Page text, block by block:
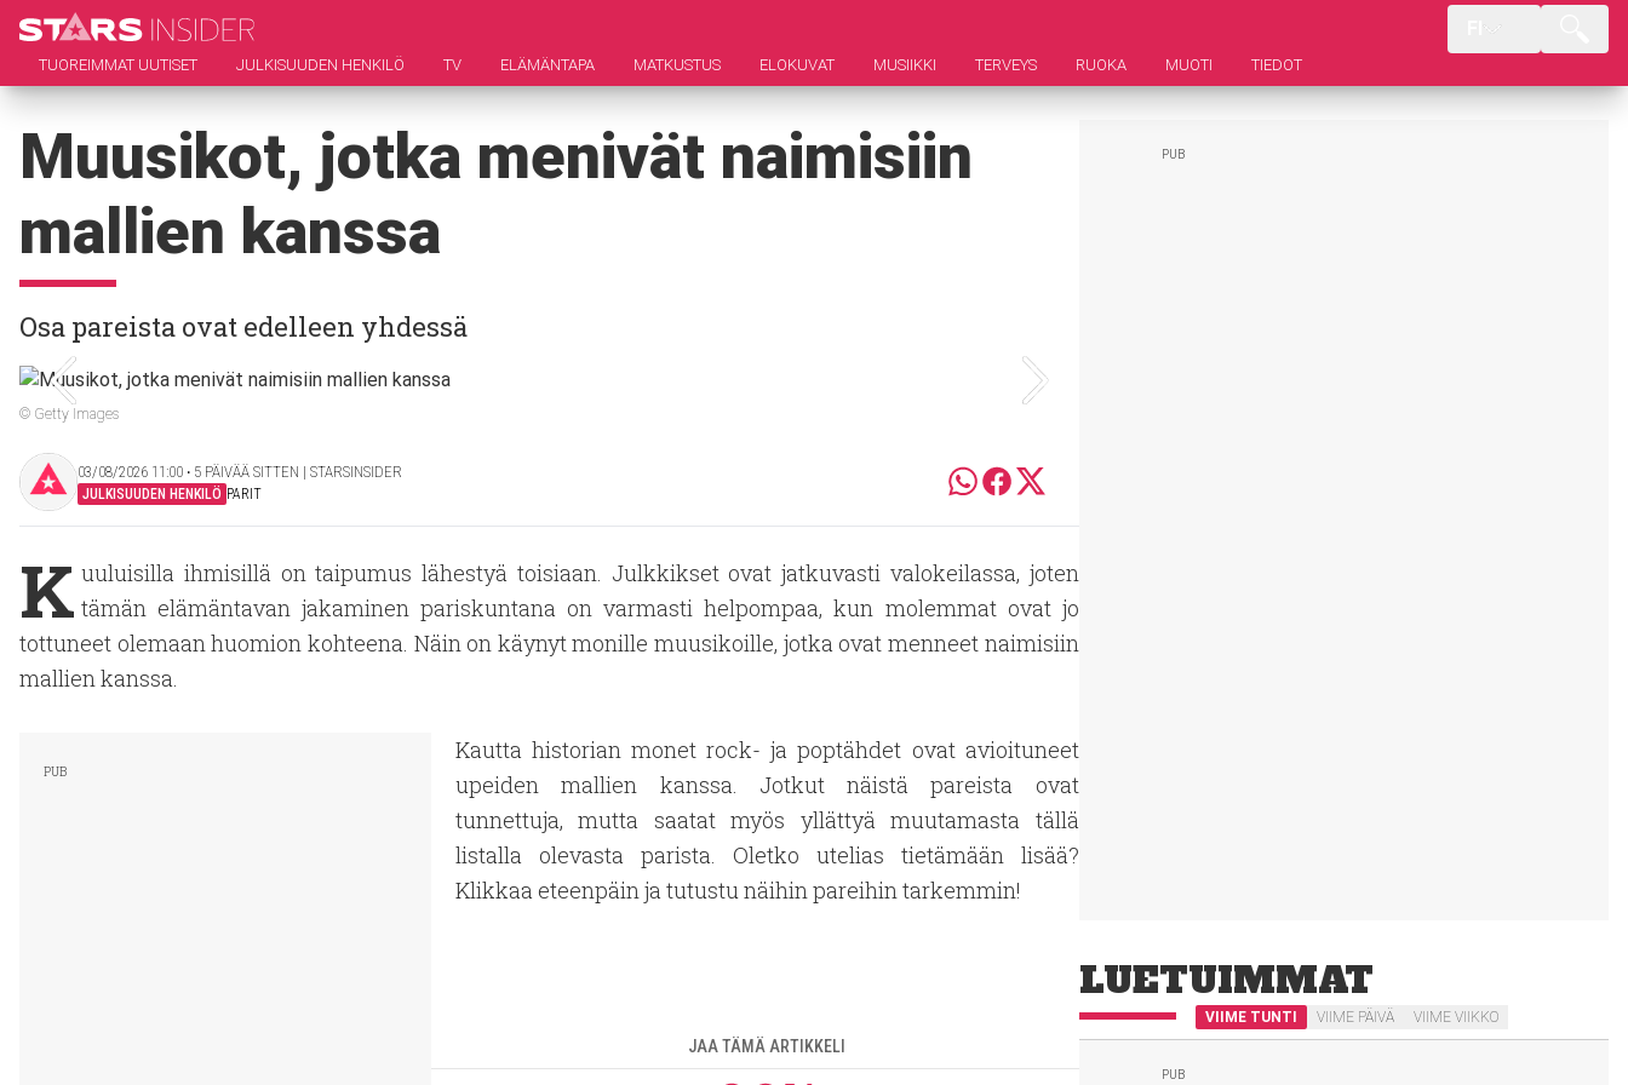
TUOREIMMAT UUTISET JULKISUUDEN HENKILÖ TV ELÄMÄNTAPA MATKUSTUS ELOKUVAT MUSIIKKI TERVEYS RUOKA MUOTI TIEDOT
Muusikot, jotka menivät naimisiin
mallien kanssa
Osa pareista ovat edelleen yhdessä
© Getty Images
03/08/2026 11:00 ‧ 5 PÄIVÄÄ SITTEN | STARSINSIDER
JULKISUUDEN HENKILÖ PARIT
K uuluisilla ihmisillä on taipumus lähestyä toisiaan. Julkkikset ovat jatkuvasti valokeilassa, joten
tämän elämäntavan jakaminen pariskuntana on varmasti helpompaa, kun molemmat ovat jo
tottuneet olemaan huomion kohteena. Näin on käynyt monille muusikoille, jotka ovat menneet naimisiin
mallien kanssa.
Kautta historian monet rock- ja poptähdet ovat avioituneet
upeiden mallien kanssa. Jotkut näistä pareista ovat
tunnettuja, mutta saatat myös yllättyä muutamasta tällä
listalla olevasta parista. Oletko utelias tietämään lisää?
Klikkaa eteenpäin ja tutustu näihin pareihin tarkemmin!
JAA TÄMÄ ARTIKKELI
LUETUIMMAT
VIIME TUNTI VIIME PÄIVÄ VIIME VIIKKO